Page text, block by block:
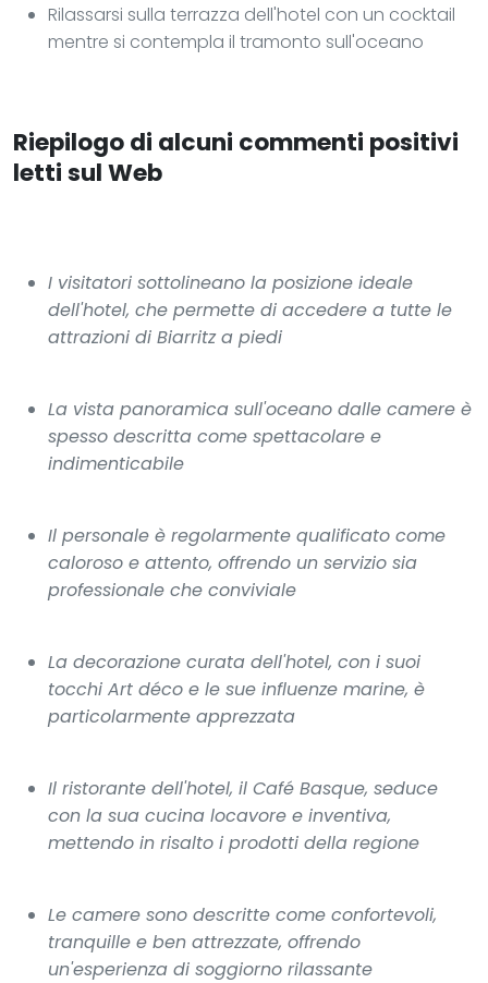
Rilassarsi sulla terrazza dell'hotel con un cocktail
mentre si contempla il tramonto sull'oceano
Riepilogo di alcuni commenti positivi
letti sul Web
I visitatori sottolineano la posizione ideale
dell'hotel, che permette di accedere a tutte le
attrazioni di Biarritz a piedi
La vista panoramica sull'oceano dalle camere è
spesso descritta come spettacolare e
indimenticabile
Il personale è regolarmente qualificato come
caloroso e attento, offrendo un servizio sia
professionale che conviviale
La decorazione curata dell'hotel, con i suoi
tocchi Art déco e le sue influenze marine, è
particolarmente apprezzata
Il ristorante dell'hotel, il Café Basque, seduce
con la sua cucina locavore e inventiva,
mettendo in risalto i prodotti della regione
Le camere sono descritte come confortevoli,
tranquille e ben attrezzate, offrendo
un'esperienza di soggiorno rilassante